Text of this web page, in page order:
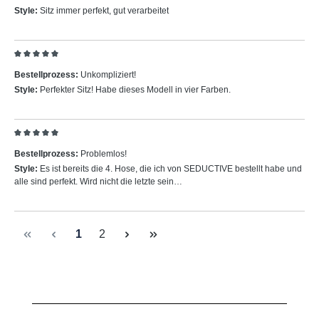
Style: Sitz immer perfekt, gut verarbeitet
Bestellprozess: Unkompliziert!
Style: Perfekter Sitz! Habe dieses Modell in vier Farben.
Bestellprozess: Problemlos!
Style: Es ist bereits die 4. Hose, die ich von SEDUCTIVE bestellt habe und
alle sind perfekt. Wird nicht die letzte sein…
Seite
1 Seite
2